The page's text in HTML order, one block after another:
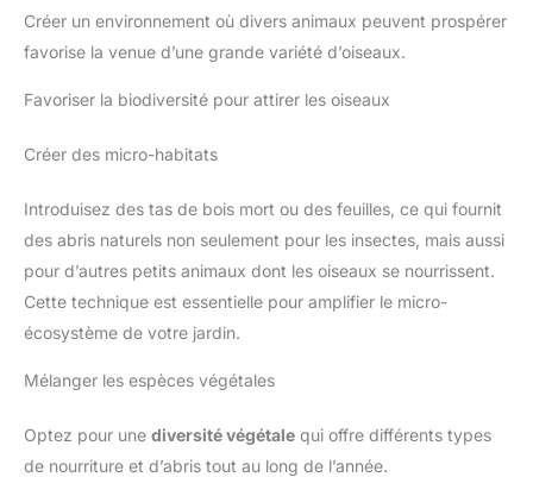
Créer un environnement où divers animaux peuvent prospérer
favorise la venue d’une grande variété d’oiseaux.
Favoriser la biodiversité pour attirer les oiseaux
Créer des micro-habitats
Introduisez des tas de bois mort ou des feuilles, ce qui fournit
des abris naturels non seulement pour les insectes, mais aussi
pour d’autres petits animaux dont les oiseaux se nourrissent.
Cette technique est essentielle pour amplifier le micro-
écosystème de votre jardin.
Mélanger les espèces végétales
Optez pour une diversité végétale qui offre différents types
de nourriture et d’abris tout au long de l’année.